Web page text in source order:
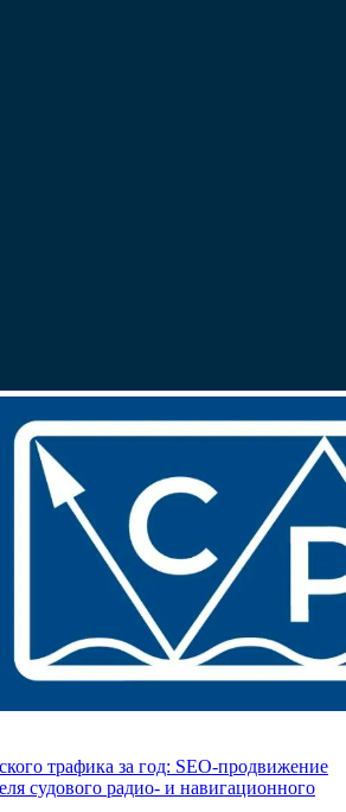
трафика за год: SEO-продвижение
судового радио- и навигационного